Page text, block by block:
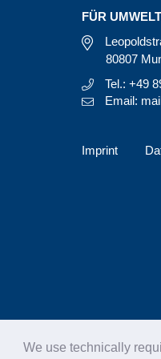
We use technically
FÜR
80807
Tel.: +49
Email:
Imprint